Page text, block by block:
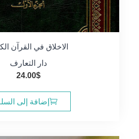
الاخلاق في القرآن
دار التعارف
24.00$
إضافة إلى